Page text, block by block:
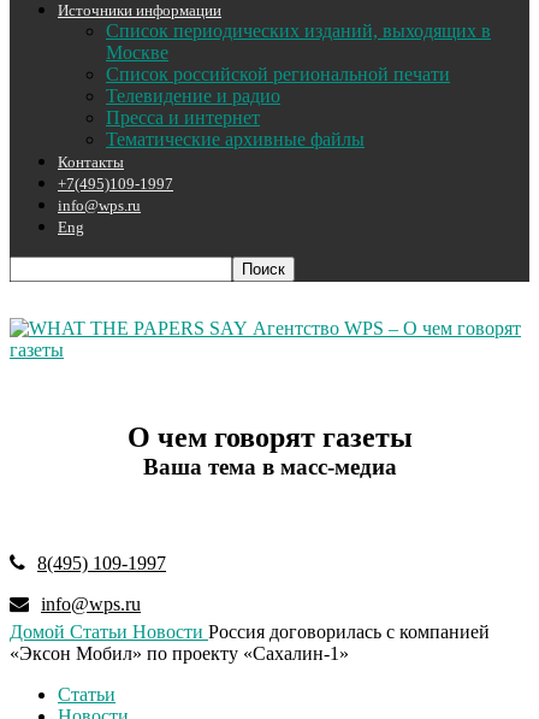
Источники информации
Список периодических изданий, выходящих в
Москве
Список российской региональной печати
Телевидение и радио
Пресса и интернет
Тематические архивные файлы
Контакты
+7(495)109-1997
info@wps.ru
Eng
Агентство WPS – О чем говорят
газеты
О чем говорят газеты
Ваша тема в масс-медиа
8(495) 109-1997
info@wps.ru
Домой Статьи Новости Россия договорилась с компанией
«Эксон Мобил» по проекту «Сахалин-1»
Статьи